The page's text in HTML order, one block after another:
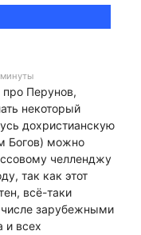
Перунов,
некоторый
дохристианскую
Богов) можно
челленджу
так как этот
всё-таки
числе зарубежными
и всех